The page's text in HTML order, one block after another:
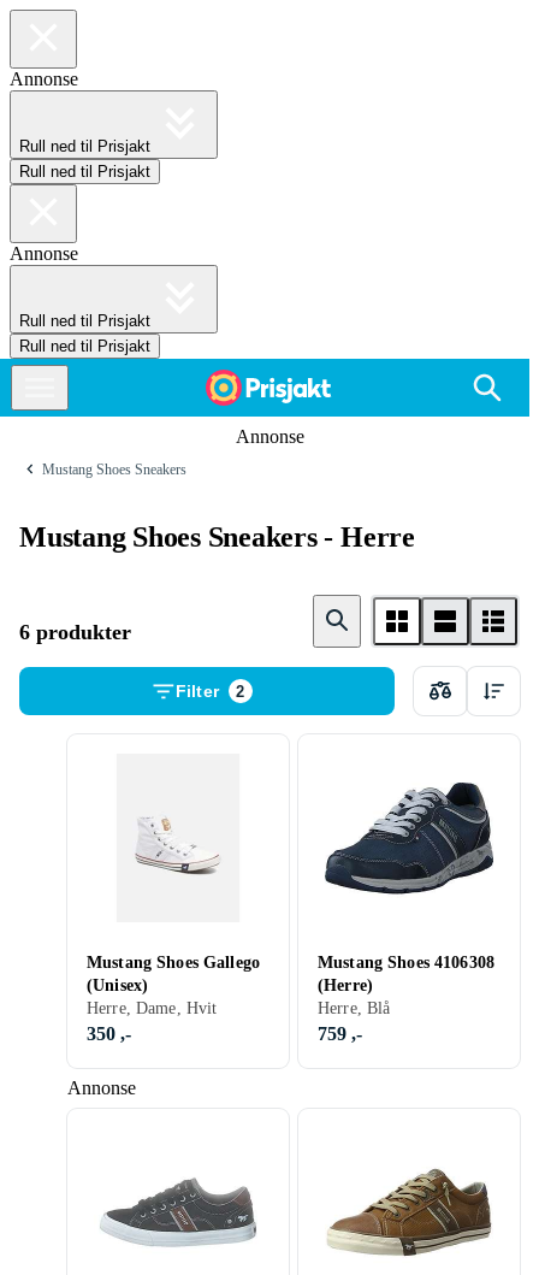
Annonse
Rull ned til Prisjakt
Rull ned til Prisjakt
Annonse
Rull ned til Prisjakt
Rull ned til Prisjakt
Annonse
Mustang Shoes Sneakers
Mustang Shoes Sneakers - Herre
6 produkter
Filter 2
Annonse
Mustang Shoes Gallego
(Unisex)
Herre, Dame, Hvit
350 ,-
Mustang Shoes 4106308
(Herre)
Herre, Blå
759 ,-